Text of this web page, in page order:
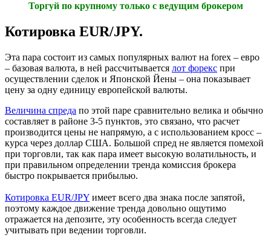
Торгуй по крупному только с ведущим брокером
Котировка EUR/JPY.
Эта пара состоит из самых популярных валют на forex – евро
– базовая валюта, в ней рассчитывается лот форекс при
осуществлении сделок и Японской Йены – она показывает
цену за одну единицу европейской валюты.
Величина спреда по этой паре сравнительно велика и обычно
составляет в районе 3-5 пунктов, это связано, что расчет
производится цены не напрямую, а с использованием кросс –
курса через доллар США. Большой спред не является помехой
при торговли, так как пара имеет высокую волатильность, и
при правильном определении тренда комиссия брокера
быстро покрывается прибылью.
Котировка EUR/JPY имеет всего два знака после запятой,
поэтому каждое движение тренда довольно ощутимо
отражается на депозите, эту особенность всегда следует
учитывать при ведении торговли.